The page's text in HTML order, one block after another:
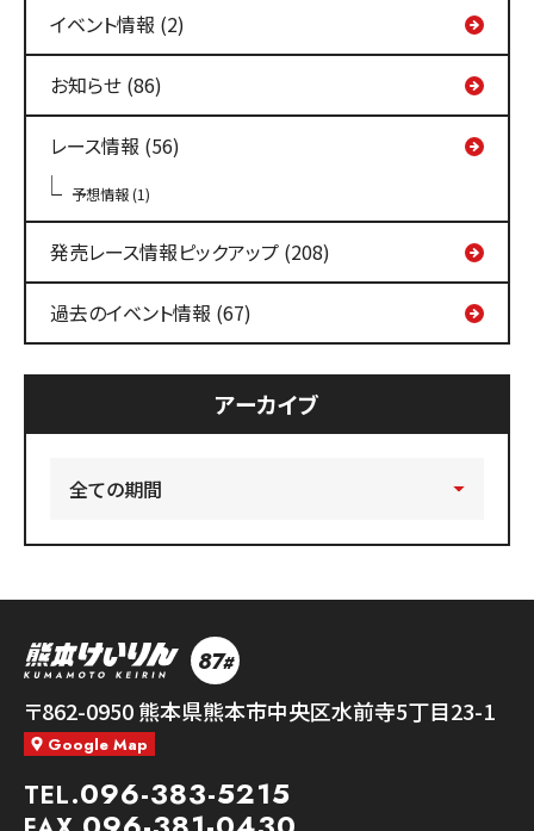
イベント情報 (2)
お知らせ (86)
レース情報 (56)
予想情報 (1)
発売レース情報ピックアップ (208)
過去のイベント情報 (67)
アーカイブ
熊本競輪 87#
〒862-0950熊本県熊本市中央区水前寺5丁目23-1
Google Map
TEL.096-383-5215